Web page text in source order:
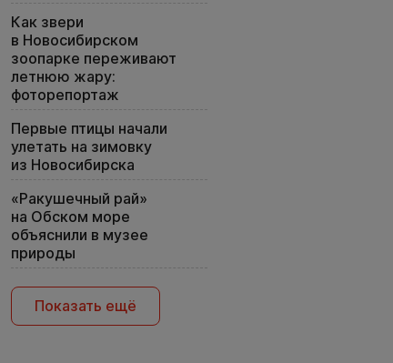
Как звери
в Новосибирском
зоопарке переживают
летнюю жару:
фоторепортаж
Первые птицы начали
улетать на зимовку
из Новосибирска
«Ракушечный рай»
на Обском море
объяснили в музее
природы
Показать ещё